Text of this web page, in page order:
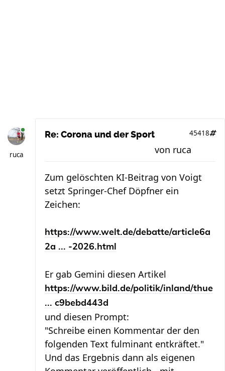
ruca
Re: Corona und der Sport 45418
von ruca
Zum gelöschten KI-Beitrag von Voigt
setzt Springer-Chef Döpfner ein
Zeichen:
https://www.welt.de/debatte/article6a
2a ... -2026.html
Er gab Gemini diesen Artikel
https://www.bild.de/politik/inland/thue
... c9bebd443d
und diesen Prompt:
"Schreibe einen Kommentar der den
folgenden Text fulminant entkräftet."
Und das Ergebnis dann als eigenen